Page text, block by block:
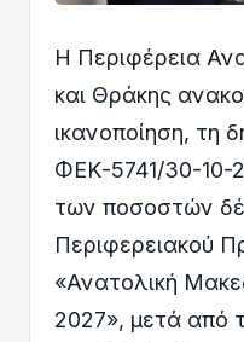
Η Περιφέρεια
και Θράκης
ικανοποίηση, τη
ΦΕΚ-5741/30-10-
των ποσοστών
Περιφερειακού
«Ανατολική
2027», μετά από